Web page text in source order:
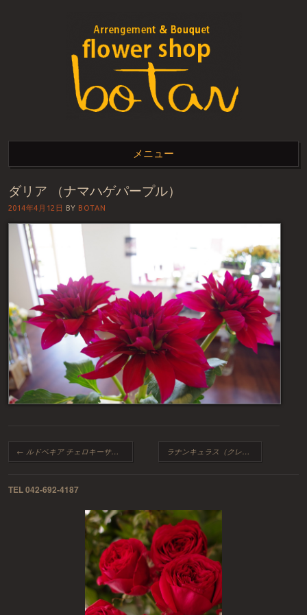
FLOWER SHOP BOTAN
メニュー
コンテンツへスキップ
ダリア （ナマハゲパープル）
2014年4月12日 BY BOTAN
投稿ナビゲーション
← ルドベキア チェロキーサンセット
TEL 042-692-4187